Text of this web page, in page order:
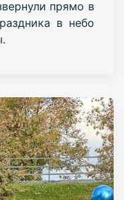
прямо в
в небо